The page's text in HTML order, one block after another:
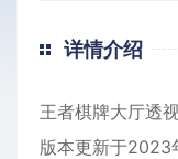
详情介绍
王者棋牌大厅透
版本更新于2023